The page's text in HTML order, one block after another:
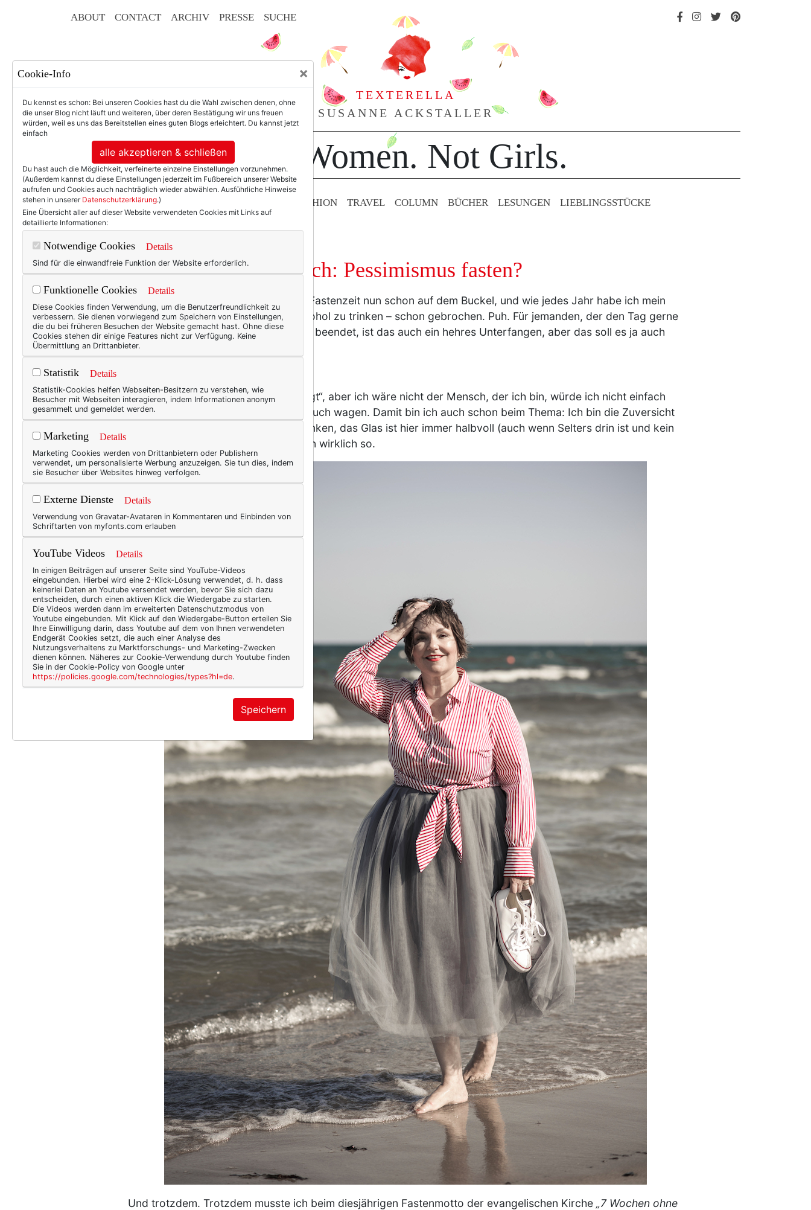
ABOUT CONTACT ARCHIV PRESSE SUCHE
TEXTERELLA
SUSANNE ACKSTALLER
For Women. Not Girls.
BEAUTY & FASHION TRAVEL COLUMN BÜCHER LESUNGEN LIEBLINGS­STÜCKE
TEXTERELLA PERSÖNLICH.
Wie geht das eigentlich: Pessimismus fasten?
Eine gute Woche hat die diesjährige Fastenzeit nun schon auf dem Buckel, und wie jedes Jahr habe ich mein
Fastenziel – 40 Tage lang keinen Alkohol zu trinken – schon gebrochen. Puh. Für jemanden, der den Tag gerne
mit einem (oder zwei) Gläschen Wein beendet, ist das auch ein hehres Unterfangen, aber das soll es ja auch
sein.
Einmal habe ich also schon „gesündigt“, aber ich wäre nicht der Mensch, der ich bin, würde ich nicht einfach
neu ansetzen und einen zweiten Versuch wagen. Damit bin ich auch schon beim Thema: Ich bin die Zuversicht
in Person, optimistisch bis zum Abwinken, das Glas ist hier immer halbvoll (auch wenn Selters drin ist und kein
Sekt). Nein, das ist kein Getue. Ich bin wirklich so.
Und trotzdem. Trotzdem musste ich beim diesjährigen Fastenmotto der evangelischen Kirche „7 Wochen ohne
Cookie-Info ×
Du kennst es schon: Bei unseren Cookies hast du die Wahl zwischen denen, ohne
die unser Blog nicht läuft und weiteren, über deren Bestätigung wir uns freuen
würden, weil es uns das Bereitstellen eines guten Blogs erleichtert. Du kannst jetzt
einfach
alle akzeptieren & schließen
Du hast auch die Möglichkeit, verfeinerte einzelne Einstellungen vorzunehmen.
(Außerdem kannst du diese Einstellungen jederzeit im Fußbereich unserer Website
aufrufen und Cookies auch nachträglich wieder abwählen. Ausführliche Hinweise
stehen in unserer Datenschutzerklärung.)
Eine Übersicht aller auf dieser Website verwendeten Cookies mit Links auf
detaillierte Informationen:
Notwendige Cookies Details
Sind für die einwandfreie Funktion der Website erforderlich.
Funktionelle Cookies Details
Diese Cookies finden Verwendung, um die Benutzerfreundlichkeit zu
verbessern. Sie dienen vorwiegend zum Speichern von Einstellungen,
die du bei früheren Besuchen der Website gemacht hast. Ohne diese
Cookies stehen dir einige Features nicht zur Verfügung. Keine
Übermittlung an Drittanbieter.
Statistik Details
Statistik-Cookies helfen Webseiten-Besitzern zu verstehen, wie
Besucher mit Webseiten interagieren, indem Informationen anonym
gesammelt und gemeldet werden.
Marketing Details
Marketing Cookies werden von Drittanbietern oder Publishern
verwendet, um personalisierte Werbung anzuzeigen. Sie tun dies, indem
sie Besucher über Websites hinweg verfolgen.
Externe Dienste Details
Verwendung von Gravatar-Avataren in Kommentaren und Einbinden von
Schriftarten von myfonts.com erlauben
YouTube Videos Details
In einigen Beiträgen auf unserer Seite sind YouTube-Videos
eingebunden. Hierbei wird eine 2-Klick-Lösung verwendet, d. h. dass
keinerlei Daten an Youtube versendet werden, bevor Sie sich dazu
entscheiden, durch einen aktiven Klick die Wiedergabe zu starten.
Die Videos werden dann im erweiterten Datenschutzmodus von
Youtube eingebunden. Mit Klick auf den Wiedergabe-Button erteilen Sie
Ihre Einwilligung darin, dass Youtube auf dem von Ihnen verwendeten
Endgerät Cookies setzt, die auch einer Analyse des
Nutzungsverhaltens zu Marktforschungs- und Marketing-Zwecken
dienen können. Näheres zur Cookie-Verwendung durch Youtube finden
Sie in der Cookie-Policy von Google unter
https://policies.google.com/technologies/types?hl=de.
Speichern